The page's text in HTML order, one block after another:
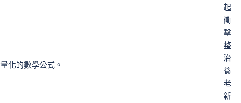
化的數學公式。
起
衝
擊
整
治
養
老
新